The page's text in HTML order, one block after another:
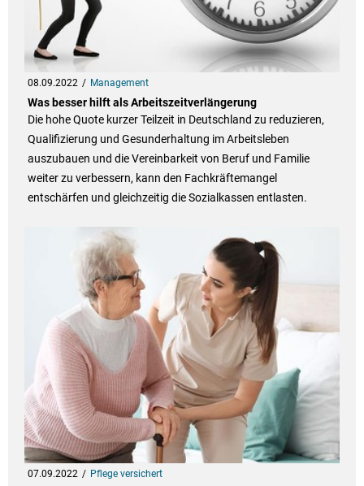
08.09.2022 Management
Was besser hilft als Arbeitszeitverlängerung
Die hohe Quote kurzer Teilzeit in Deutschland zu reduzieren,
Qualifizierung und Gesunderhaltung im Arbeitsleben
auszubauen und die Vereinbarkeit von Beruf und Familie
weiter zu verbessern, kann den Fachkräftemangel
entschärfen und gleichzeitig die Sozialkassen entlasten.
07.09.2022 Pflege versichert